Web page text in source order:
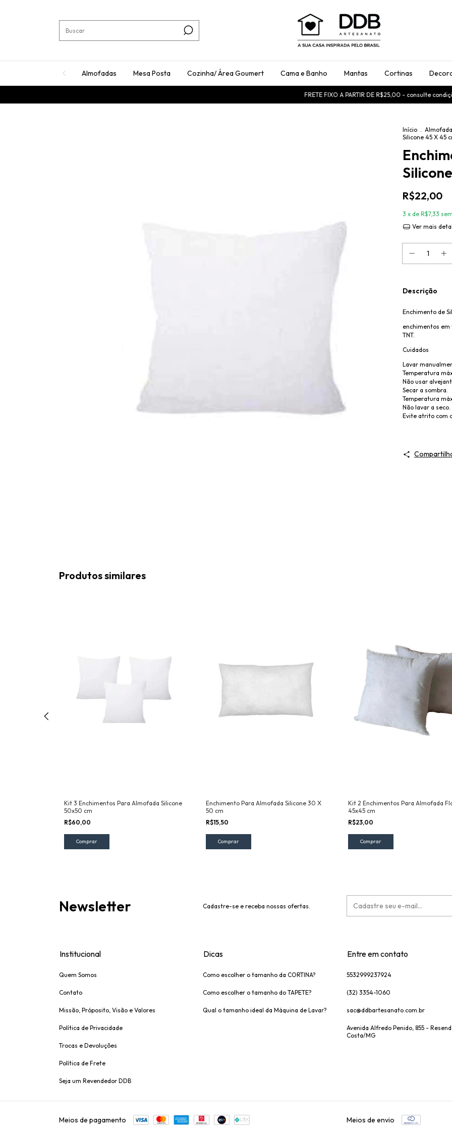
Almofadas Mesa Posta Cozinha/ Área Goumert Cama e Banho Mantas Cortinas
FRETE FIXO A PARTIR DE R$25,00 - consulte condições
Início .
Silicone 45 X 45
R$22,00
3 x de R$7,33
Ver mais
Descrição
Enchimento de
enchimentos
TNT.
Cuidados
Lavar
Temperatura
Não usar
Secar a sombra.
Temperatura
Não lavar a seco.
Evite atrito com
Produtos similares
Kit 3 Enchimentos Para Almofada Silicone
50x50 cm
R$60,00
Enchimento Para Almofada Silicone 30 X
50 cm
R$15,50
Kit 2 Enchimentos Para Almofada
45x45 cm
R$23,00
Newsletter Cadastre-se e receba nossas ofertas.
Institucional
Quem Somos
Contato
Missão, Próposito, Visão e Valores
Política de Privacidade
Trocas e Devoluções
Política de Frete
Seja um Revendedor DDB
Dicas
Como escolher o tamanho da CORTINA?
Como escolher o tamanho do TAPETE?
Qual o tamanho ideal da Máquina de Lavar?
Entre em contato
5532999237924
(32) 3354-1060
sac@ddbartesanato.com.br
Avenida Alfredo Penido, 855 -
Costa/MG
Meios de pagamento Meios de envio